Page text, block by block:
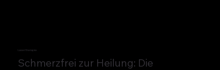
Lasertherapie
Schmerzfrei zur Heilung: Die